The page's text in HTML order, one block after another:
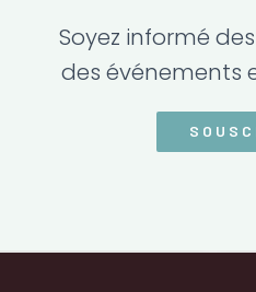
Soyez informé
des événements